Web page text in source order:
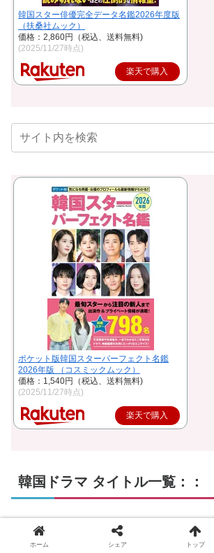
韓国スター俳優完全データ名鑑2026年度版
（扶桑社ムック）
価格：2,860円（税込、送料無料)
(2025/11/27時点)
楽天で購入
ポケット版韓国スターパーフェクト名鑑
2026年版 （コスミックムック）
価格：1,540円（税込、送料無料)
(2025/11/27時点)
楽天で購入
韓国ドラマ タイトル一覧：：
ア行
ホーム シェア トップ